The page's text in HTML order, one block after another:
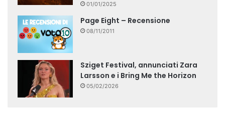
01/01/2025
Page Eight – Recensione
08/11/2011
Sziget Festival, annunciati Zara
Larsson e i Bring Me the Horizon
05/02/2026